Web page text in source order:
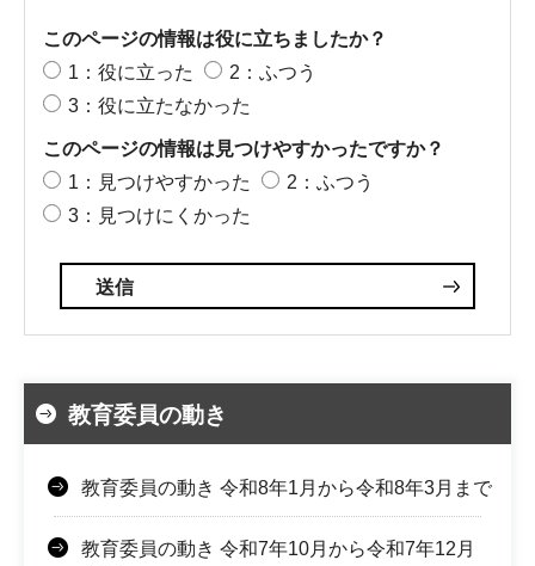
このページの情報は役に立ちましたか？
1：役に立った
2：ふつう
3：役に立たなかった
このページの情報は見つけやすかったですか？
1：見つけやすかった
2：ふつう
3：見つけにくかった
教育委員の動き
教育委員の動き 令和8年1月から令和8年3月まで
教育委員の動き 令和7年10月から令和7年12月